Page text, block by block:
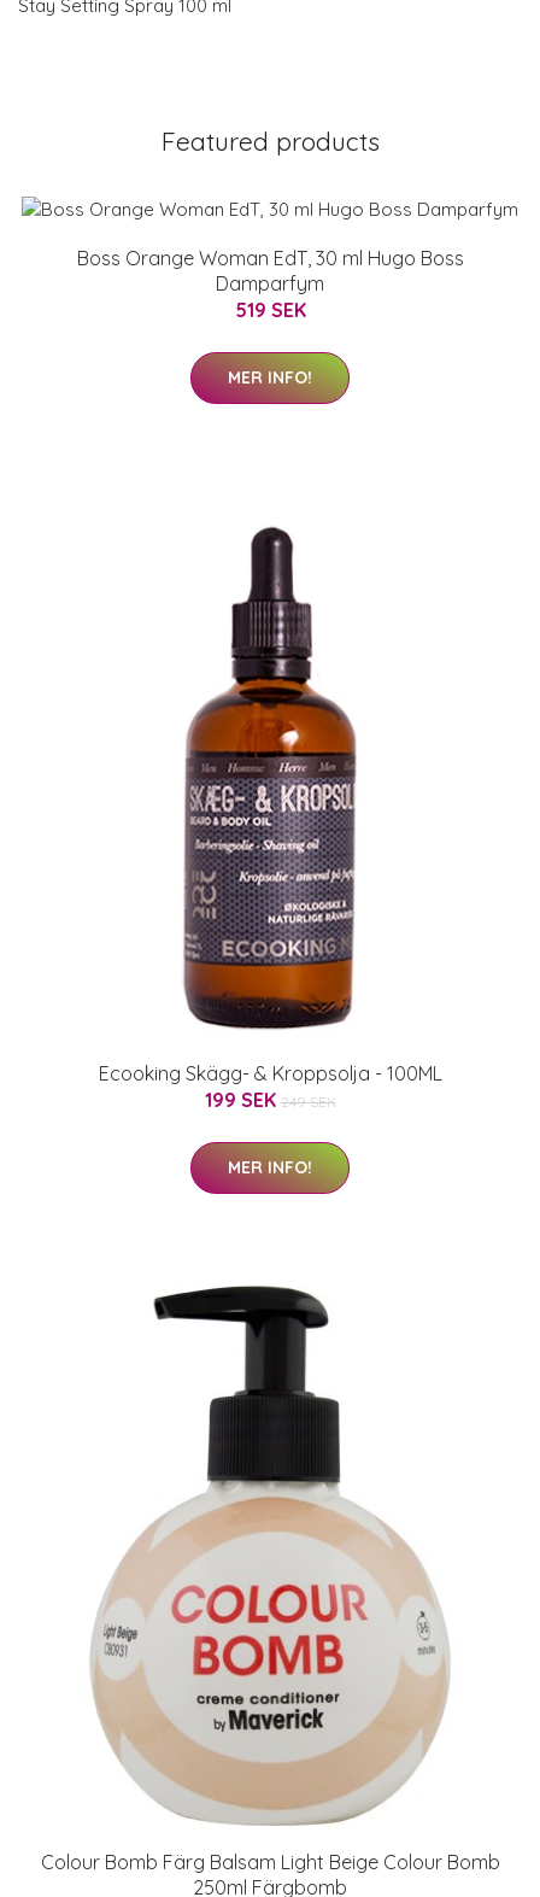
Stay Setting Spray 100 ml
Featured products
Boss Orange Woman EdT, 30 ml Hugo Boss
Damparfym
519 SEK
MER INFO!
Ecooking Skägg- & Kroppsolja - 100ML
199 SEK 249 SEK
MER INFO!
Colour Bomb Färg Balsam Light Beige Colour Bomb
250ml Färgbomb